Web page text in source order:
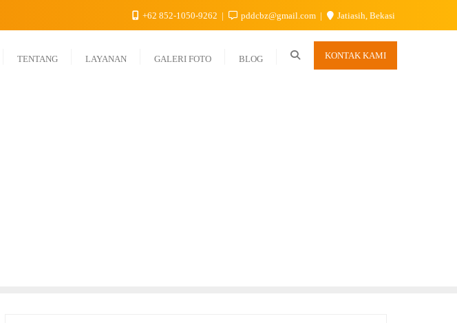
+62 852-1050-9262 pddcbz@gmail.com Jatiasih, Bekasi
TENTANG LAYANAN GALERI FOTO BLOG KONTAK KAMI